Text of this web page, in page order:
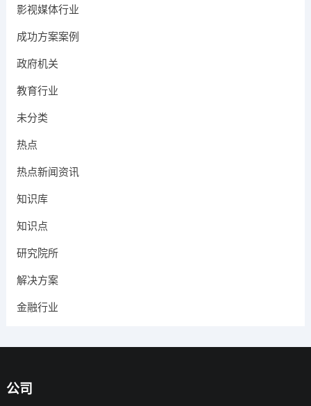
影视媒体行业
成功方案案例
政府机关
教育行业
未分类
热点
热点新闻资讯
知识库
知识点
研究院所
解决方案
金融行业
公司